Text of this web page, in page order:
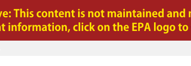
Jump to main content